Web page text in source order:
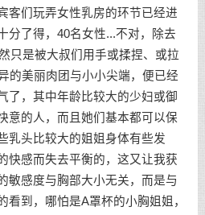
客们玩弄女性乳房的环节已经进
分了得，40名女性...不对，除去
只是被大叔们用手或揉捏、或拉
的美丽肉团与小小尖端，便已经
了，其中年龄比较大的少妇或御
意的人，而且她们基本都可以保
乳头比较大的姐姐身体有些发
快感而失去平衡的，这又让我获
敏感度与胸部大小无关，而是与
看到，哪怕是A罩杯的小胸姐姐，